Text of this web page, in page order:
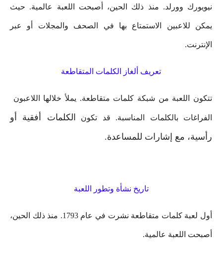
نيويورك وورلد. منذ ذلك الحين، أصبحت اللعبة عالمية. حيث
يمكن للاعبين الاستمتاع بها في الصحف والمجلات أو عبر
الإنترنت.
تعريف ألغاز الكلمات المتقاطعة
تتكون اللعبة من شبكة كلمات متقاطعة. يملأ خلالها اللاعبون
الفراغات بالكلمات المناسبة. قد تكون الكلمات
أفقية أو
رأسية، مع إشارات للمساعدة.
تاريخ نشأة وتطور اللعبة
أول لعبة كلمات متقاطعة نشرت في عام 1793. منذ ذلك الحين،
أصبحت اللعبة عالمية.